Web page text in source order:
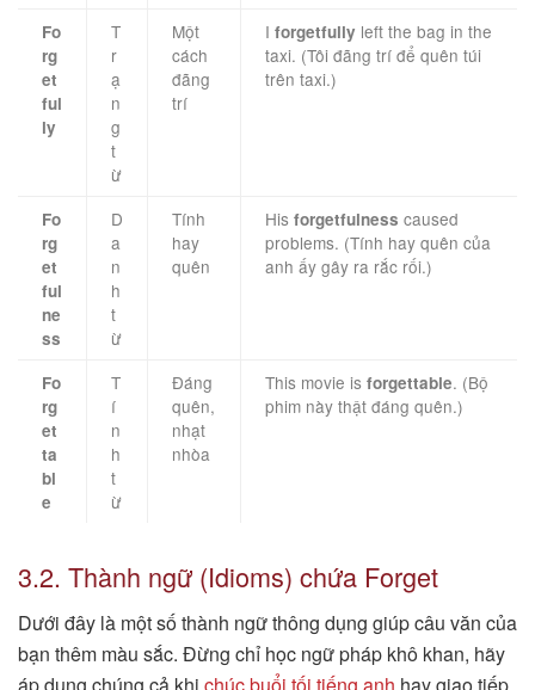
Fo
rg
et
ful
ly
T
r
ạ
n
g
t
ừ
Một
cách
đãng
trí
I forgetfully left the bag in the
taxi. (Tôi đãng trí để quên túi
trên taxi.)
Fo
rg
et
ful
ne
ss
D
a
n
h
t
ừ
Tính
hay
quên
His forgetfulness caused
problems. (Tính hay quên của
anh ấy gây ra rắc rối.)
Fo
rg
et
ta
bl
e
T
í
n
h
t
ừ
Đáng
quên,
nhạt
nhòa
This movie is forgettable. (Bộ
phim này thật đáng quên.)
3.2. Thành ngữ (Idioms) chứa Forget
Dưới đây là một số thành ngữ thông dụng giúp câu văn của
bạn thêm màu sắc. Đừng chỉ học ngữ pháp khô khan, hãy
áp dụng chúng cả khi chúc buổi tối tiếng anh hay giao tiếp